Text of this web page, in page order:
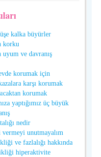
kalka büyürler
korku
uyum ve davranış
korumak için
karşı korumak
korumak
yaptığımız üç büyük
nedir
unutmayalım
ve fazlalığı hakkında
hiperaktivite